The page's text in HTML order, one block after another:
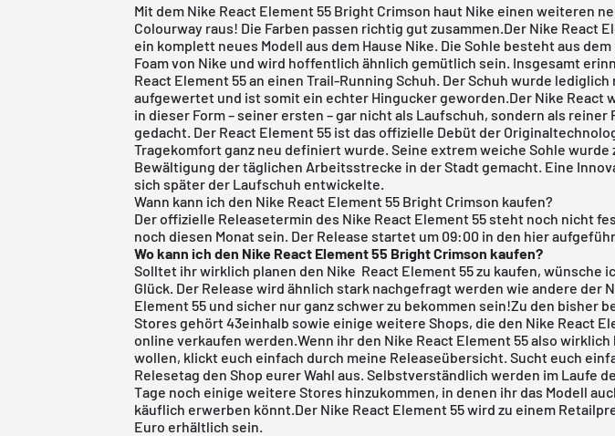
Mit dem Nike React Element 55 Bright Crimson haut Nike einen weiteren
Colourway raus! Die Farben passen richtig gut zusammen.Der Nike React
ein komplett neues Modell aus dem Hause Nike. Die Sohle besteht aus
Foam von Nike und wird hoffentlich ähnlich gemütlich sein. Insgesamt
React Element 55 an einen Trail-Running Schuh. Der Schuh wurde lediglich
aufgewertet und ist somit ein echter Hingucker geworden.Der Nike React
in dieser Form – seiner ersten – gar nicht als Laufschuh, sondern als reiner
gedacht. Der React Element 55 ist das offizielle Debüt der
Tragekomfort ganz neu definiert wurde. Seine extrem weiche Sohle wurde
Bewältigung der täglichen Arbeitsstrecke in der Stadt gemacht. Eine
sich später der Laufschuh entwickelte.
Wann kann ich den Nike React Element 55 Bright Crimson kaufen?
Der offizielle Releasetermin des Nike React Element 55 steht noch nicht
noch diesen Monat sein. Der Release startet um 09:00 in den hier
Wo kann ich den Nike React Element 55 Bright Crimson kaufen?
Solltet ihr wirklich planen den Nike React Element 55 zu kaufen, wünsche
Glück. Der Release wird ähnlich stark nachgefragt werden wie andere der
Element 55 und sicher nur ganz schwer zu bekommen sein!Zu den bisher
Stores gehört43einhalb sowie einige weitere Shops, die den Nike React
online verkaufen werden.Wenn ihr den Nike React Element 55 also wirklich
wollen, klickt euch einfach durch meine Releaseübersicht . Sucht euch
Relesetag den Shop eurer Wahl aus. Selbstverständlich werden im Laufe
Tage noch einige weitere Stores hinzukommen, in denen ihr das Modell
käuflich erwerben könnt.Der Nike React Element 55 wird zu einem
Euro erhältlich sein.